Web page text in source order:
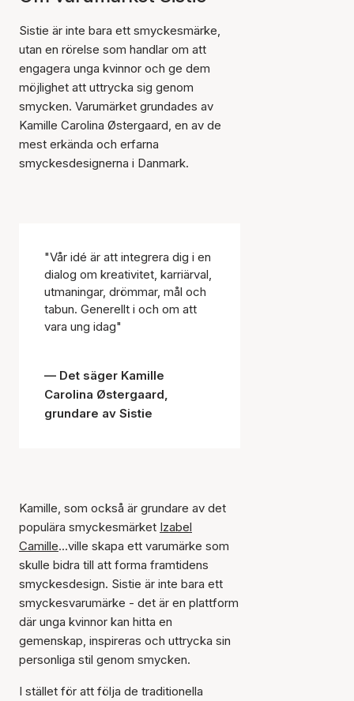
Sistie är inte bara ett smyckesmärke,
utan en rörelse som handlar om att
engagera unga kvinnor och ge dem
möjlighet att uttrycka sig genom
smycken. Varumärket grundades av
Kamille Carolina Østergaard, en av de
mest erkända och erfarna
smyckesdesignerna i Danmark.
"Vår idé är att integrera dig i en
dialog om kreativitet, karriärval,
utmaningar, drömmar, mål och
tabun. Generellt i och om att
vara ung idag"
Det säger Kamille
Carolina Østergaard,
grundare av Sistie
Kamille, som också är grundare av det
populära smyckesmärket Izabel
Camille...ville skapa ett varumärke som
skulle bidra till att forma framtidens
smyckesdesign. Sistie är inte bara ett
smyckesvarumärke - det är en plattform
där unga kvinnor kan hitta en
gemenskap, inspireras och uttrycka sin
personliga stil genom smycken.
I stället för att följa de traditionella